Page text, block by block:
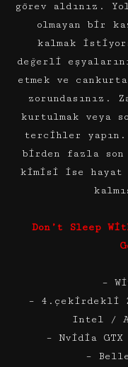
görev aldınız.
olmayan bir
kalmak
değerli
etmek ve
zorundasınız.
kurtulmak veya
tercihler yapın.
birden fazla
kimisi ise hayat
Don’t Sleep
–
– 4.çekirdekli
Intel /
– Nvidia
–